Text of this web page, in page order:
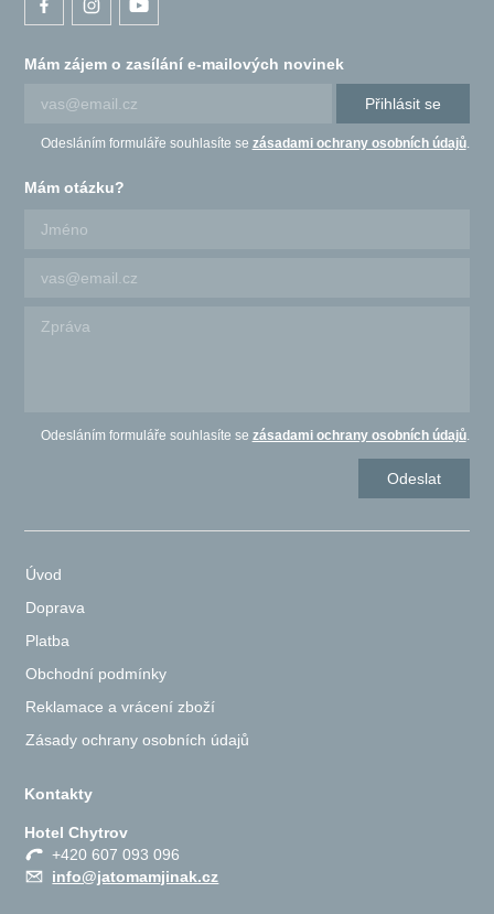
Mám zájem o zasílání e-mailových novinek
Přihlásit se
Odesláním formuláře souhlasíte se zásadami ochrany osobních údajů.
Mám otázku?
Odesláním formuláře souhlasíte se zásadami ochrany osobních údajů.
Úvod
Doprava
Platba
Obchodní podmínky
Reklamace a vrácení zboží
Zásady ochrany osobních údajů
Kontakty
Hotel Chytrov
+420 607 093 096
info@jatomamjinak.cz